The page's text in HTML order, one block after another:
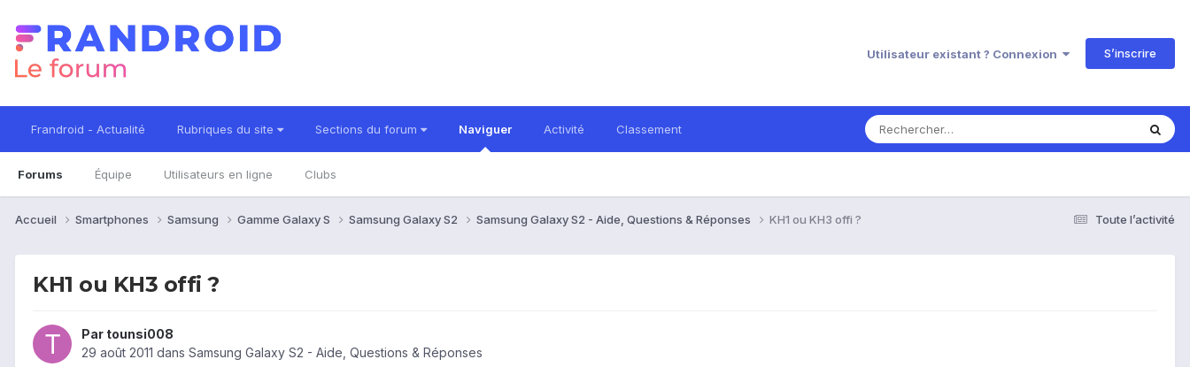
Utilisateur existant ? Connexion S’inscrire
Frandroid - Actualité Rubriques du site Sections du forum Naviguer
Forums Équipe Utilisateurs en ligne Clubs
Activité Classement
Toute l’activité
Accueil Smartphones Samsung Gamme Galaxy S Samsung Galaxy S2 Samsung Galaxy S2 - Aide, Questions & Réponses KH1 ou KH3 offi ?
KH1 ou KH3 offi ?
Par tounsi008
29 août 2011 dans Samsung Galaxy S2 - Aide, Questions & Réponses